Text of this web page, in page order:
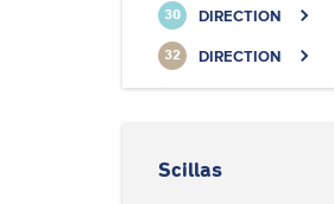
30 DIRECTION
32 DIRECTION
Scillas